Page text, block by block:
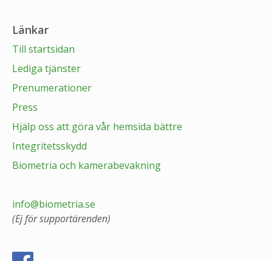
Länkar
Till startsidan
Lediga tjänster
Prenumerationer
Press
Hjälp oss att göra vår hemsida bättre
Integritetsskydd
Biometria och kamerabevakning
info@biometria.se
(Ej för supportärenden)